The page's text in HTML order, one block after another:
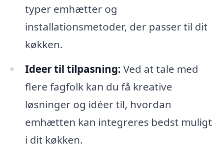
typer emhætter og
installationsmetoder, der passer til dit
køkken.
Ideer til tilpasning: Ved at tale med
flere fagfolk kan du få kreative
løsninger og idéer til, hvordan
emhætten kan integreres bedst muligt
i dit køkken.